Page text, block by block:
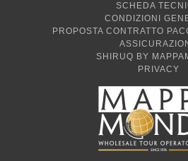
SCHEDA
CONDIZIONI
PROPOSTA CONTRATTO
SHIRUQ BY
PRIVACY